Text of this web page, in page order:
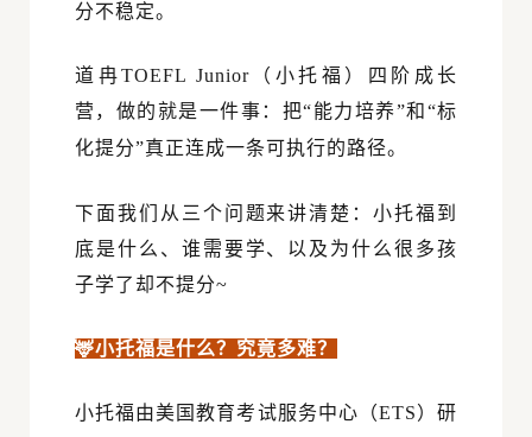
分不稳定。
道冉TOEFL Junior（小托福）
四阶成长
营，做的就是一件事：把“能力培养”和 “标
化提分”真正连成一条可执行的路径。
下面我们从三个问题来讲清楚：小托福到
底是什么、谁需要学、以及为什么很多孩
子学了却不提分~
🦌小托福是什么？究竟多难？
小托福由美国教育考试服务中心（ETS）研